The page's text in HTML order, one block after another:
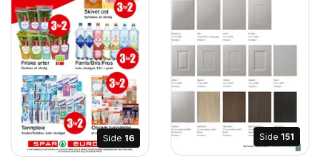
Side 16 Side 151